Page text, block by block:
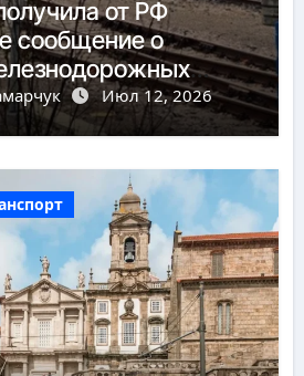
от РФ
сообщение о
Июл 12, 2026